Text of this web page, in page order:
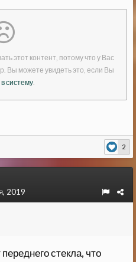
2
2019
стекла, что